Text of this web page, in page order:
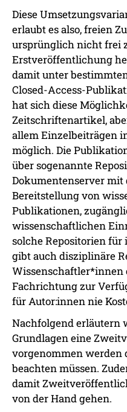
Diese
erlaubt es also, freien
ursprünglich nicht frei
Erstveröffentlichung
damit unter
Closed-Access-
hat sich diese
Zeitschriftenartikel,
allem Einzelbeiträgen
möglich. Die
über sogenannte
Dokumentenserver mit
Bereitstellung von
Publikationen,
wissenschaftlichen
solche Repositorien für
gibt auch disziplinäre
Wissenschaftler*innen
Fachrichtung zur
für Autor:innen nie
Nachfolgend erläutern
Grundlagen eine
vorgenommen werden
beachten müssen.
damit
von der Hand gehen.